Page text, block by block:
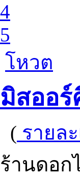
4
5
โหวต
มิสออร์
( รายล
ร้านดอก